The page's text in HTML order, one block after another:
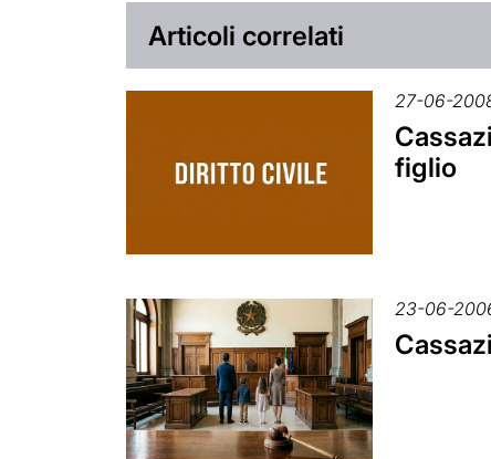
Articoli correlati
27-06-
figlio
23-06-